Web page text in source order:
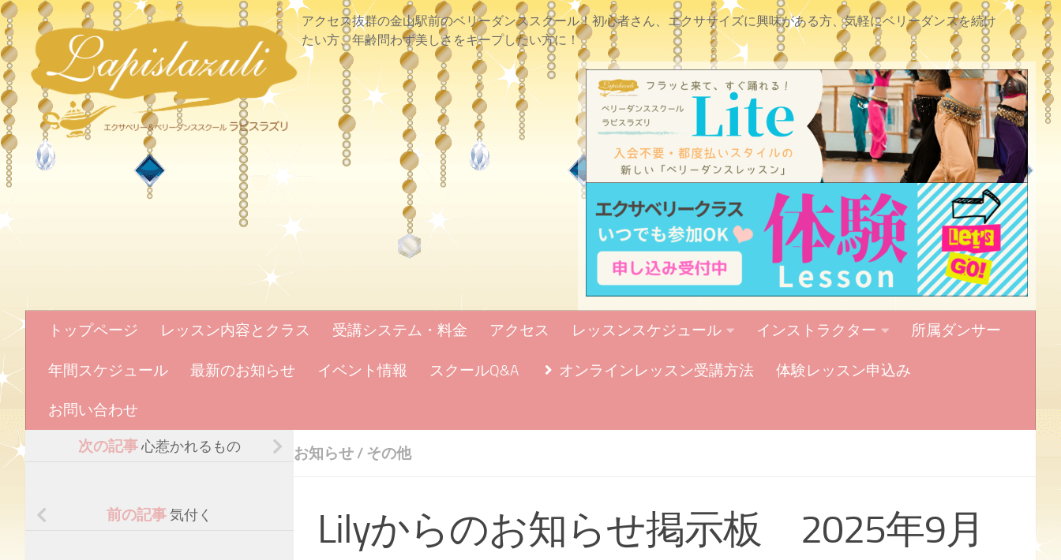
アクセス抜群の金山駅前のベリーダンススクール！初心者さん、エクササイズに興味がある方、気軽にベリーダンスを続け
たい方、年齢問わず美しさをキープしたい方に！
トップページ レッスン内容とクラス 受講システム・料金 アクセス レッスンスケジュール インストラクター 所属ダンサー
年間スケジュール 最新のお知らせ イベント情報 スクールQ&A オンラインレッスン受講方法 体験レッスン申込み
お問い合わせ
お知らせ / その他
Lilyからのお知らせ掲示板 2025年9月
次の記事心惹かれるもの
前の記事気付く